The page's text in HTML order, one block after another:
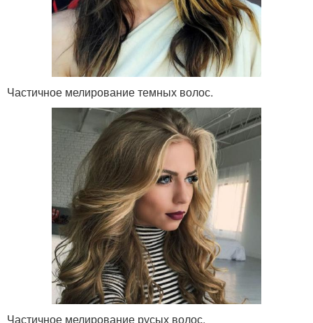
Частичное мелирование темных волос.
Частичное мелирование русых волос.